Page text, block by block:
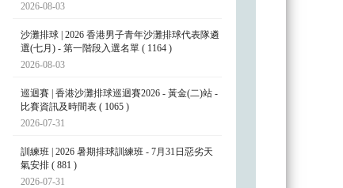
2026-08-03
沙灘排球 | 2026 香港男子青年沙灘排球代表隊遴
選(七月) - 第一階段入選名單 ( 1164 )
2026-08-03
巡迴賽 | 香港沙灘排球巡迴賽2026 - 黃金(二)站 -
比賽資訊及時間表 ( 1065 )
2026-07-31
訓練班 | 2026 暑期排球訓練班 - 7月31日惡劣天
氣安排 ( 881 )
2026-07-31